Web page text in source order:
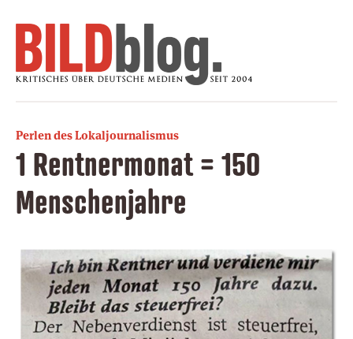
Perlen des Lokaljournalismus
1 Rentnermonat = 150
Menschenjahre